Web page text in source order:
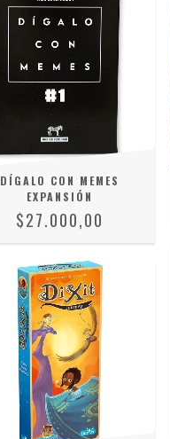
DÍGALO CON MEMES
EXPANSIÓN
$27.000,00